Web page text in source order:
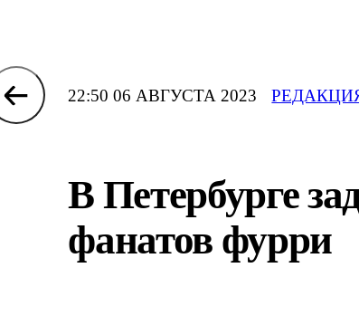
22:50 06 АВГУСТА 2023
В Петербурге
фанатов фурри